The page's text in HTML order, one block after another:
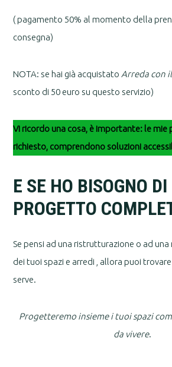
( pagamento 50% al momento della
consegna)
NOTA: se hai già acquistato Arreda con
sconto di 50 euro su questo servizio)
Vi ricordo una cosa, è importante: le mie
richiesto, comprendono soluzioni
E SE HO BISOGNO
PROGETTO
Se pensi ad una ristrutturazione o ad
dei tuoi spazi e arredi , allora puoi trovare
serve.
Progetteremo insieme i tuoi spazi
da vivere.